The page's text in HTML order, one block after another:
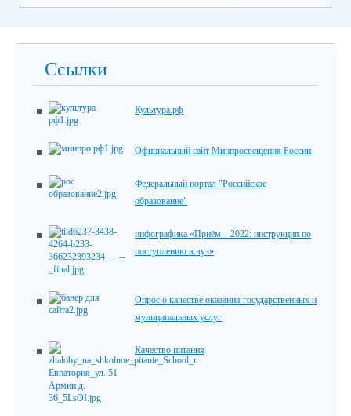
Ссылки
Культура.рф
Официальный сайт Минпросвещения России
Федеральный портал "Российское
образование"
инфографика «Приём – 2022: инструкция по
поступлению в вуз»
Опрос о качестве оказания государственных и
муниципальных услуг
Качество питания